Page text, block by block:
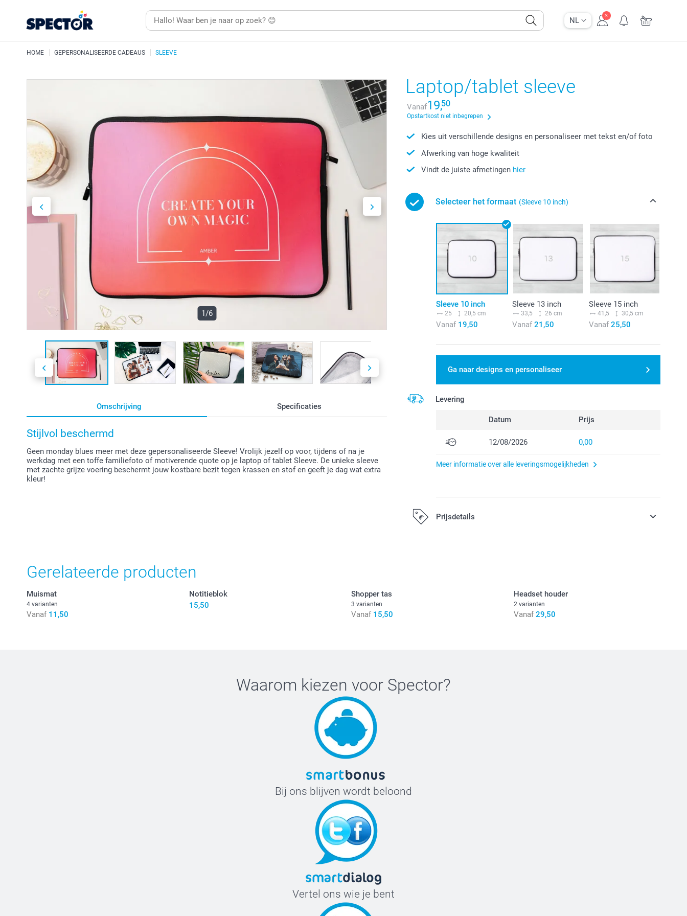
NL
HOME GEPERSONALISEERDE CADEAUS SLEEVE
1/6
Omschrijving Specificaties
Stijlvol beschermd
Geen monday blues meer met deze gepersonaliseerde Sleeve! Vrolijk jezelf op voor, tijdens of na je
werkdag met een toffe familiefoto of motiverende quote op je laptop of tablet Sleeve. De unieke sleeve
met zachte grijze voering beschermt jouw kostbare bezit tegen krassen en stof en geeft je dag wat extra
kleur!
Laptop/tablet sleeve
Vanaf19,50
Opstartkost niet inbegrepen
Kies uit verschillende designs en personaliseer met tekst en/of foto
Afwerking van hoge kwaliteit
Vindt de juiste afmetingen hier
Selecteer het formaat (Sleeve 10 inch)
Sleeve 10 inch
25 20,5 cm
Vanaf 19,50
Sleeve 13 inch
33,5 26 cm
Vanaf 21,50
Sleeve 15 inch
41,5 30,5 cm
Vanaf25,50
Ga naar designs en personaliseer
Levering
Datum Prijs
12/08/2026 0,00
Meer informatie over alle leveringsmogelijkheden
Prijsdetails
Gerelateerde producten
Muismat
4 varianten
Vanaf 11,50
Notitieblok
15,50
Shopper tas
3 varianten
Vanaf 15,50
Headset houder
2 varianten
Vanaf 29,50
Waarom kiezen voor Spector?
Bij ons blijven wordt beloond
Vertel ons wie je bent